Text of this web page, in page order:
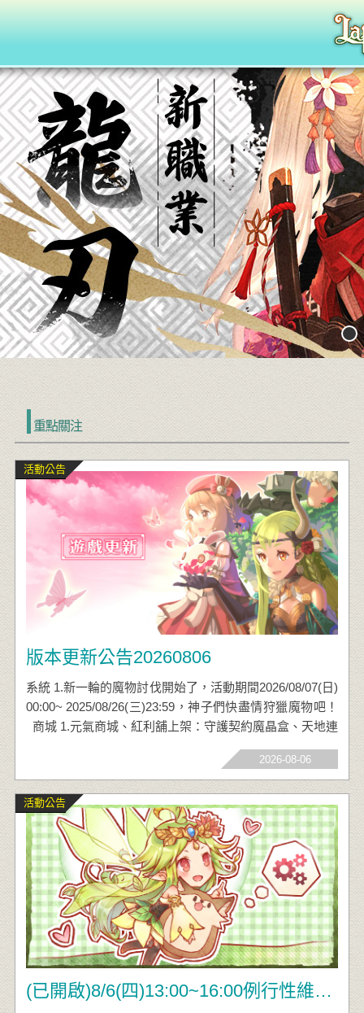
重點關注
版本更新公告20260806
​ 系統 1.新一輪的魔物討伐開始了，活動期間2026/08/07(日)
00:00~ 2025/08/26(三)23:59，神子們快盡情狩獵魔物吧！
商城 1.元氣商城、紅利舖上架：守護契約魔晶盒、天地連
風勇士晶魄 鐵盾勇士晶魄 夜風勇士晶魄 鋼刀勇士晶魄 赤
紅勇士晶魄
2026-08-06
活動公告
(已開啟)8/6(四)13:00~16:00例行性維護公告
活動公告